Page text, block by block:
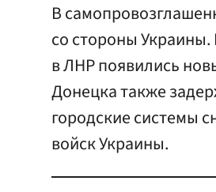
В
со стороны
в ЛНР появились
Донецка также
городские системы
войск Украины.